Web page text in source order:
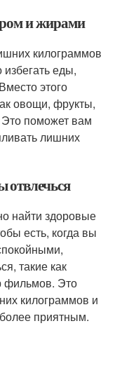
и жирами
килограммов
еды,
этого
овощи, фрукты,
поможет вам
лишних
отвлечься
найти здоровые
есть, когда вы
такие как
фильмов. Это
килограммов и
приятным.